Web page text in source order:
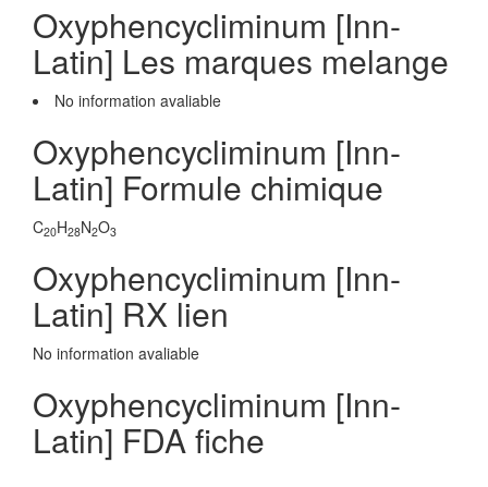
Oxyphencycliminum [Inn-
Latin] Les marques melange
No information avaliable
Oxyphencycliminum [Inn-
Latin] Formule chimique
C20H28N2O3
Oxyphencycliminum [Inn-
Latin] RX lien
No information avaliable
Oxyphencycliminum [Inn-
Latin] FDA fiche